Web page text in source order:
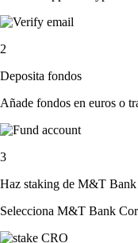
2
Deposita fondos
Añade fondos en euros o
3
Haz staking de M&T
Selecciona M&T Bank